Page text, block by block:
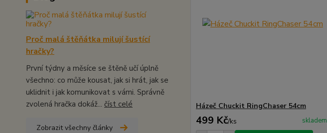
Proč malá štěňátka milují šustící
hračky?
První týdny a měsíce se štěně učí úplně
všechno: co může kousat, jak si hrát, jak se
uklidnit i jak komunikovat s vámi. Správně
zvolená hračka dokáž... číst celé
Zobrazit všechny články
Házeč Chuckit RingChaser 54cm
499 Kč/ks skladem